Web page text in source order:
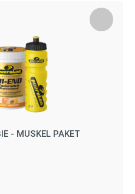
- MUSKEL PAKET